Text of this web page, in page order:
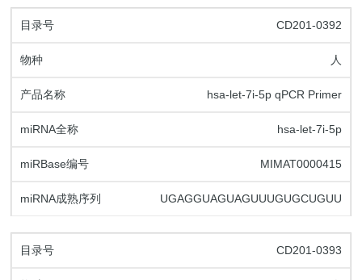
CD201-0392
人
hsa-let-7i-5p qPCR Primer
hsa-let-7i-5p
MIMAT0000415
UGAGGUAGUAGUUUGUGCUGUU
CD201-0393